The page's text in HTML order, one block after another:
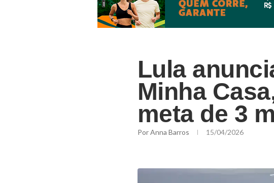
Lula
Minha
meta de 3
PorAnna Barros 15/04/2026